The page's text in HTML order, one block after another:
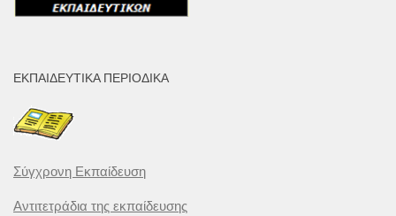
ΕΚΠΑΙΔΕΥΤΙΚΆ ΠΕΡΙΟΔΙΚΆ
Σύγχρονη Εκπαίδευση
Αντιτετράδια της εκπαίδευσης